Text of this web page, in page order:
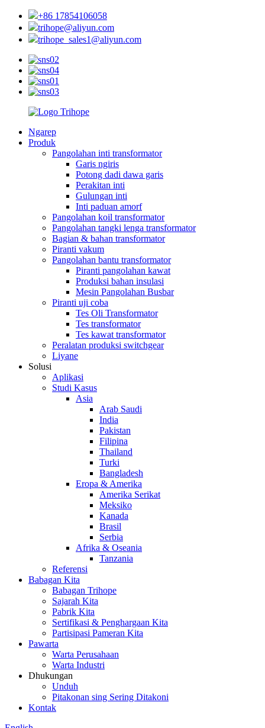
+86 17854106058
trihope@aliyun.com
trihope_sales1@aliyun.com
Ngarep
Produk
Pangolahan inti transformator
Garis ngiris
Potong dadi dawa garis
Perakitan inti
Gulungan inti
Inti paduan amorf
Pangolahan koil transformator
Pangolahan tangki lenga transformator
Bagian & bahan transformator
Piranti vakum
Pangolahan bantu transformator
Piranti pangolahan kawat
Produksi bahan insulasi
Mesin Pangolahan Busbar
Piranti uji coba
Tes Oli Transformator
Tes transformator
Tes kawat transformator
Peralatan produksi switchgear
Liyane
Solusi
Aplikasi
Studi Kasus
Asia
Arab Saudi
India
Pakistan
Filipina
Thailand
Turki
Bangladesh
Eropa & Amerika
Amerika Serikat
Meksiko
Kanada
Brasil
Serbia
Afrika & Oseania
Tanzania
Referensi
Babagan Kita
Babagan Trihope
Sajarah Kita
Pabrik Kita
Sertifikasi & Penghargaan Kita
Partisipasi Pameran Kita
Pawarta
Warta Perusahaan
Warta Industri
Dhukungan
Unduh
Pitakonan sing Sering Ditakoni
Kontak